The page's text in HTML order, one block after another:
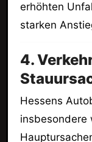
erhöhten
starken
4.
Hessens
insbesondere